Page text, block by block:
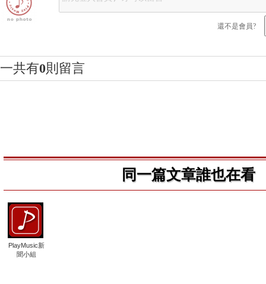
還不是會員?
一共有0則留言
同一篇文章誰也在看
PlayMusic新
聞小組